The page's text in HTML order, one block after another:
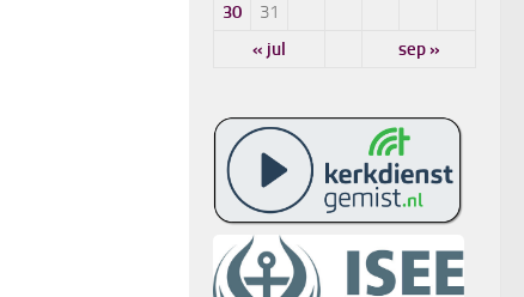
30
31
« jul
sep »